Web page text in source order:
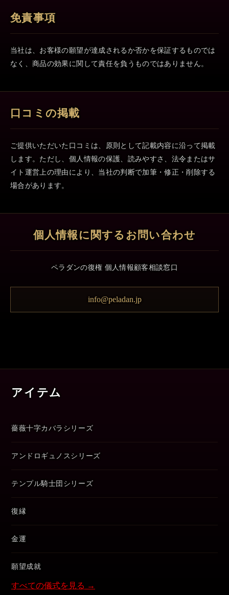
免責事項
当社は、お客様の願望が達成されるか否かを保証するものでは
なく、商品の効果に関して責任を負うものではありません。
口コミの掲載
ご提供いただいた口コミは、原則として記載内容に沿って掲載
します。ただし、個人情報の保護、読みやすさ、法令またはサ
イト運営上の理由により、当社の判断で加筆・修正・削除する
場合があります。
個人情報に関するお問い合わせ
ペラダンの復権 個人情報顧客相談窓口
info@peladan.jp
アイテム
薔薇十字カバラシリーズ
アンドロギュノスシリーズ
テンプル騎士団シリーズ
復縁
金運
願望成就
すべての儀式を見る →